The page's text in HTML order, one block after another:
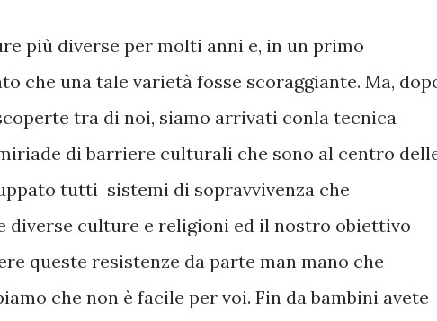
più diverse per molti anni e, in un primo
che una tale varietà fosse scoraggiante. Ma,
tra di noi, siamo arrivati ​​conla tecnica
di barriere culturali che sono al centro
tutti sistemi di sopravvivenza che
diverse culture e religioni ed il nostro obiettivo
queste resistenze da parte man mano che
che non è facile per voi. Fin da bambini avete